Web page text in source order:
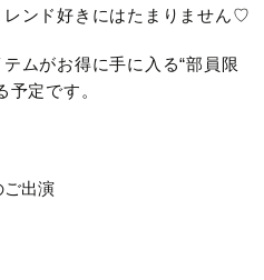
ンド好きにはたまりません♡
ムがお得に手に入る“部員限
予定です。
ご出演